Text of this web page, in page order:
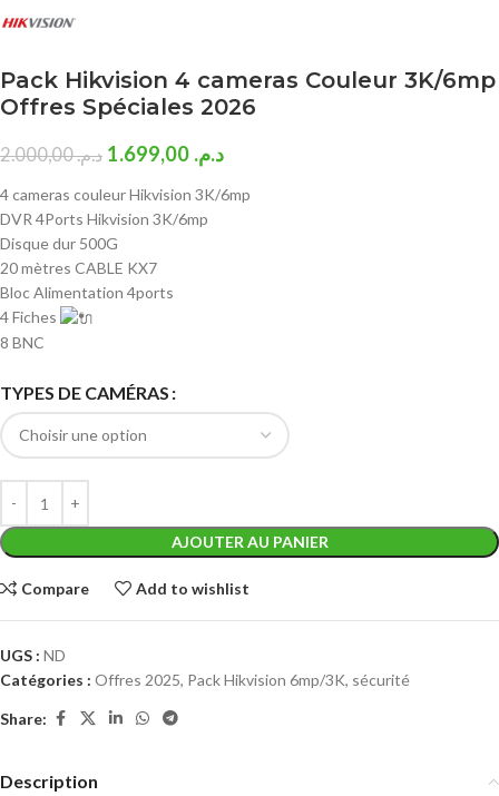
Pack Hikvision 4 cameras Couleur 3K/6mp
Offres Spéciales 2026
د.م.2.000,00 د.م.
4 cameras couleur Hikvision 3K/6mp
DVR 4Ports Hikvision 3K/6mp
Disque dur 500G
20 mètres CABLE KX7
Bloc Alimentation 4ports
4 Fiches
8 BNC
TYPES DE CAMÉRAS
AJOUTER AU PANIER
Compare Add to wishlist
UGS : ND
Catégories : Offres 2025, Pack Hikvision 6mp/3K, sécurité
Share:
Description